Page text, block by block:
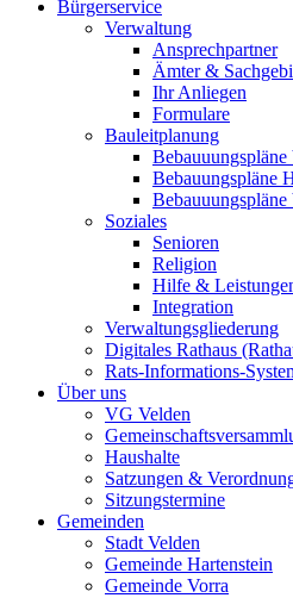
Bürgerservice
Verwaltung
Ansprechpartner
Ämter &
Ihr Anliegen
Formulare
Bauleitplanung
Bebauuungspläne
Bebauungspläne
Bebauuungspläne
Soziales
Senioren
Religion
Hilfe &
Integration
Verwaltungsgliederung
Digitales Rathaus
Rats-Informations-
Über uns
VG Velden
Haushalte
Satzungen &
Sitzungstermine
Gemeinden
Stadt Velden
Gemeinde Hartenstein
Gemeinde Vorra